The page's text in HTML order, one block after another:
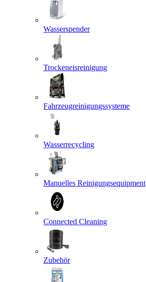
Wasserspender
Trockeneisreinigung
Fahrzeugreinigungssysteme
Wasserrecycling
Manuelles Reinigungsequipment
Connected Cleaning
Zubehör